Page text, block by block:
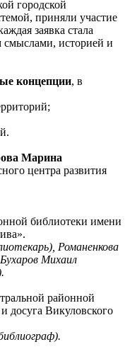
городской
приняли участие
заявка стала
историей и
концепции, в
Марина
центра развития
библиотеки имени
Романенкова
Михаил
районной
Викуловского